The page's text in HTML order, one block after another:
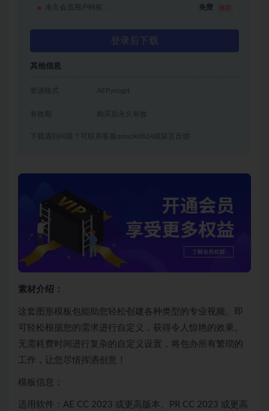
永久会员用户特权： 免费
登录后下载
其他信息
资源格式 AEP,mogrt
有效期 购买后永久有效
下载遇到问题？可联系客服qmsck0824或留言反馈
素材介绍：
这套图形模板包能助您轻松创建各种类型的专业视频。即
可轻松根据您的需求进行自定义，获得令人惊艳的效果。
无需耗费时间进行复杂的自定义设置，将包办所有繁琐的
工作，让您尽情挥洒创意！
模板信息：
适用软件：AE CC 2023 或更高版本、PR CC 2023 或更高